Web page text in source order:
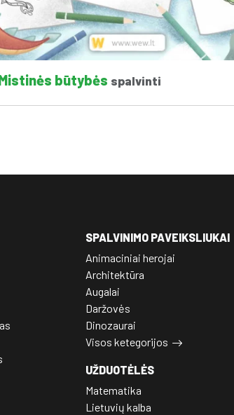
būtybės spalvinti
SPALVINIMO PAVEIKSLIUKAI
Animaciniai herojai
Architektūra
Augalai
Daržovės
Dinozaurai
Visos ketegorijos
UŽDUOTĖLĖS
Matematika
Lietuvių kalba